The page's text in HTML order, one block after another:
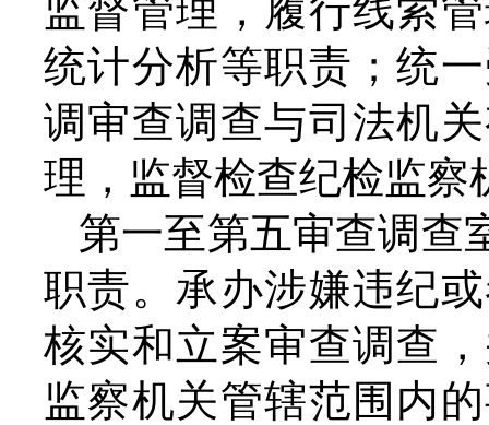
监督管理，履行线索
统计分析等职责；统
调审查调查与司法机
理，监督检查纪检监察
第一至第五审查调查
职责。承办涉嫌违纪
核实和立案审查调查
监察机关管辖范围内